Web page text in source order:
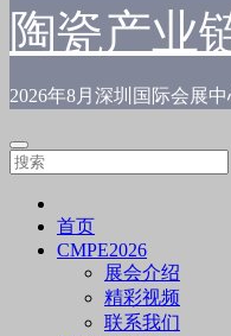
陶瓷产业
2026年8月深圳国际会展
首页
CMPE2026
展会介绍
精彩视频
联系我们